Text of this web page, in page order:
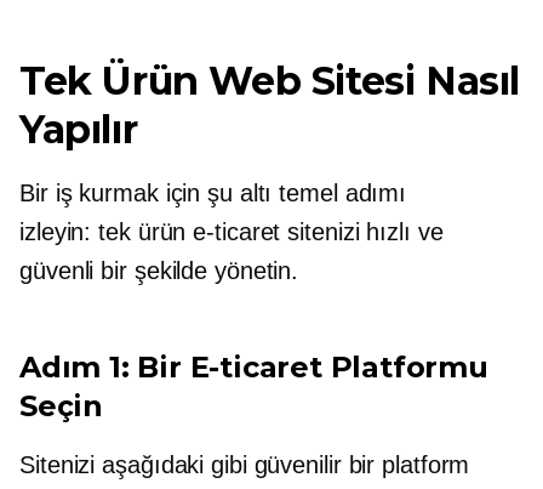
Tek Ürün Web Sitesi Nasıl
Yapılır
Bir iş kurmak için şu altı temel adımı
izleyin:tek ürün e-ticaret sitenizi hızlı ve
güvenli bir şekilde yönetin.
Adım 1: Bir E-ticaret Platformu
Seçin
Sitenizi aşağıdaki gibi güvenilir bir platform